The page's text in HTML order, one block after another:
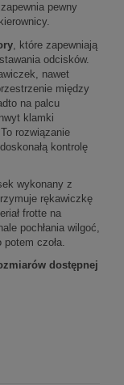
pewny
, które zapewniają
odcisków.
nawet
między
na palcu
klamki
. To rozwiązanie
kontrolę
wykonany z
rękawiczkę
frotte na
pochłania wilgoć,
czoła.
dostępnej